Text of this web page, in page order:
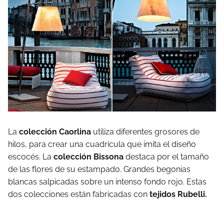
La colección Caorlina utiliza diferentes grosores de
hilos, para crear una cuadrícula que imita el diseño
escocés. La colección Bissona destaca por el tamaño
de las flores de su estampado. Grandes begonias
blancas salpicadas sobre un intenso fondo rojo. Estas
dos colecciones están fabricadas con tejidos Rubelli.